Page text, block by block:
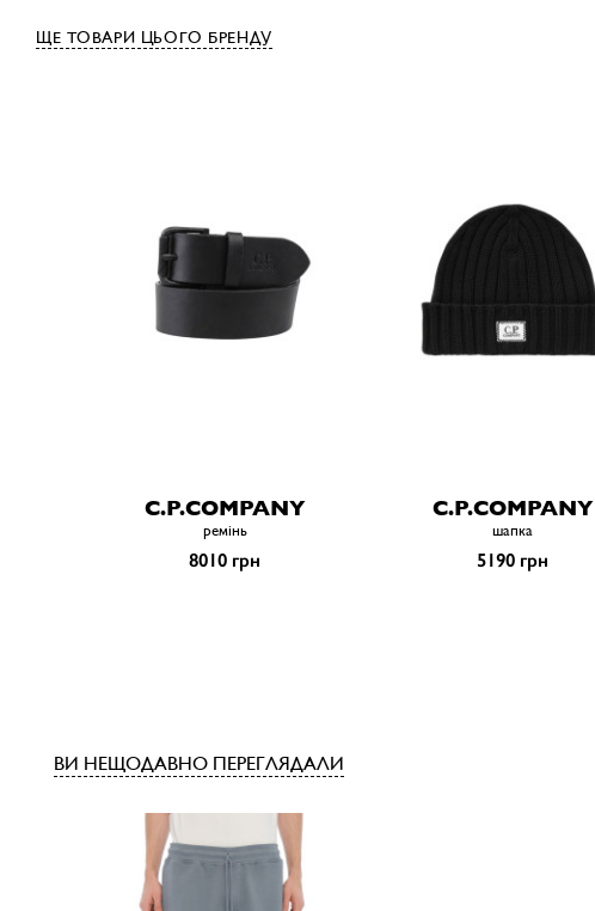
ЩЕ ТОВАРИ ЦЬОГО БРЕНДУ
C.P.COMPANY
ремiнь
8010 грн
C.P.COMPANY
шапка
5190 грн
ВИ НЕЩОДАВНО ПЕРЕГЛЯДАЛИ